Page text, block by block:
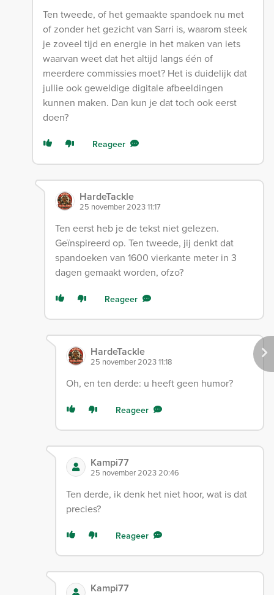
Ten tweede, of het gemaakte spandoek nu met
of zonder het gezicht van Sarri is, waarom steek
je zoveel tijd en energie in het maken van iets
waarvan weet dat het altijd langs één of
meerdere commissies moet? Het is duidelijk dat
jullie ook geweldige digitale afbeeldingen
kunnen maken. Dan kun je dat toch ook eerst
doen?
Reageer
HardeTackle
25 november 2023 11:17
Ten eerst heb je de tekst niet gelezen.
Geïnspireerd op. Ten tweede, jij denkt dat
spandoeken van 1600 vierkante meter in 3
dagen gemaakt worden, ofzo?
Reageer
HardeTackle
25 november 2023 11:18
Oh, en ten derde: u heeft geen humor?
Reageer
Kampi77
25 november 2023 20:46
Ten derde, ik denk het niet hoor, wat is dat
precies?
Reageer
Kampi77